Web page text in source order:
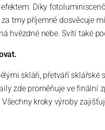
Díky
tmy příjemně dosvěcuje
hvězdné nebe. Svítí také
skláři, přetváří sklářské
zde proměňuje ve finální
kroky výroby